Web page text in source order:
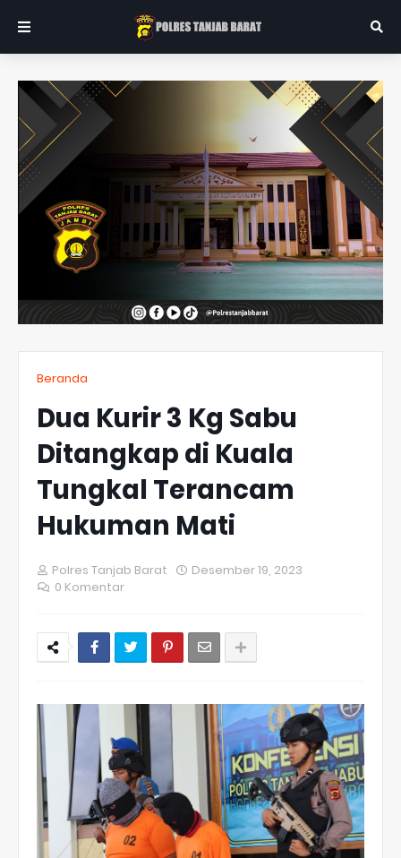
Beranda
Dua Kurir 3 Kg Sabu
Ditangkap di Kuala
Tungkal Terancam
Hukuman Mati
Polres Tanjab Barat
Desember 19, 2023
0 Komentar